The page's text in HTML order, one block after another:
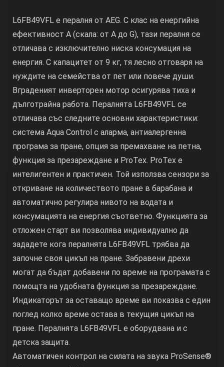
L6FB49VFL е пералня от AEG. С клас на енергийна
ефективност A (скала: от A до G), тази пералня се
отличава с изключително ниска консумация на
енергия. С капацитет от 9 кг, тя лесно отговаря на
нуждите на семейства от пет или повече души.
Вграденият инверторен мотор осигурява тиха и
дълготрайна работа. Пералнята L6FB49VFL се
отличава със следните основни характеристики:
система Aqua Control с аларма, антиалергенна
програма за пране, опция за премахване на петна,
функция за презареждане и ProTex. ProTex е
интелигентен и практичен. Той използва сензори за
откриване на количеството пране в барабана и
автоматично регулира нивото на водата и
консумацията на енергия съответно. Функцията за
отложен старт ви позволява индивидуално да
зададете кога пералнята L6FB49VFL трябва да
започне своя цикъл на пране. Забравени дрехи
могат да бъдат добавени по време на програмата с
помощта на удобната функция за презареждане.
Индикаторът за оставащо време ви показва с един
поглед колко време остава в текущия цикъл на
пране. Пералнята L6FB49VFL е оборудвана и с
детска защита.
Автоматичен контрол на силата на звука ProSense®